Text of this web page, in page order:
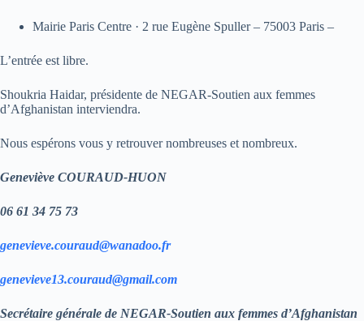
Mairie Paris Centre · 2 rue Eugène Spuller – 75003 Paris –
L’entrée est libre.
Shoukria Haidar, présidente de NEGAR-Soutien aux femmes
d’Afghanistan interviendra.
Nous espérons vous y retrouver nombreuses et nombreux.
Geneviève COURAUD-HUON
06 61 34 75 73
genevieve.couraud@wanadoo.fr
genevieve13.couraud@gmail.com
Secrétaire générale de NEGAR-Soutien aux femmes d’Afghanistan